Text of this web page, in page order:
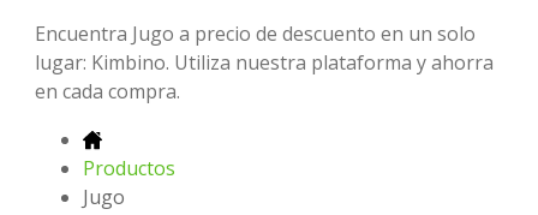
Encuentra Jugo a precio de descuento en un solo
lugar: Kimbino. Utiliza nuestra plataforma y ahorra
en cada compra.
Productos
Jugo